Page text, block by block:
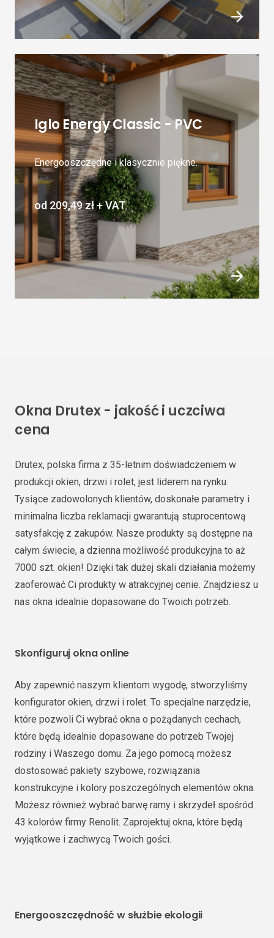
Iglo Energy Classic - PVC
Energooszczędne i klasycznie piękne.
od 209,49 zł+ VAT
Okna Drutex - jakość i uczciwa
cena
Drutex, polska firma z 35-letnim doświadczeniem w
produkcji okien, drzwi i rolet, jest liderem na rynku.
Tysiące zadowolonych klientów, doskonałe parametry i
minimalna liczba reklamacji gwarantują stuprocentową
satysfakcję z zakupów. Nasze produkty są dostępne na
całym świecie, a dzienna możliwość produkcyjna to aż
7000 szt. okien! Dzięki tak dużej skali działania możemy
zaoferować Ci produkty w atrakcyjnej cenie. Znajdziesz u
nas okna idealnie dopasowane do Twoich potrzeb.
Skonfiguruj okna online
Aby zapewnić naszym klientom wygodę, stworzyliśmy
konfigurator okien, drzwi i rolet. To specjalne narzędzie,
które pozwoli Ci wybrać okna o pożądanych cechach,
które będą idealnie dopasowane do potrzeb Twojej
rodziny i Waszego domu. Za jego pomocą możesz
dostosować pakiety szybowe, rozwiązania
konstrukcyjne i kolory poszczególnych elementów okna.
Możesz również wybrać barwę ramy i skrzydeł spośród
43 kolorów firmy Renolit. Zaprojektuj okna, które będą
wyjątkowe i zachwycą Twoich gości.
Energooszczędność w służbie ekologii